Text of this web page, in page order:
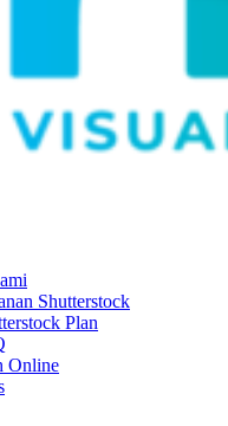
Shutterstock
Plan
Online